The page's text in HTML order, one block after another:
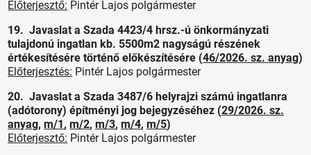
Előterjesztő: Pintér Lajos polgármester
19. Javaslat a Szada 4423/4 hrsz.-ú önkormányzati
tulajdonú ingatlan kb. 5500m2 nagyságú részének
értékesítésére történő előkészítésére (46/2026. sz. anyag)
Előterjesztés: Pintér Lajos polgármester
20. Javaslat a Szada 3487/6 helyrajzi számú ingatlanra
(adótorony) építményi jog bejegyzéséhez (29/2026. sz.
anyag,m/1,m/2,m/3,m/4,m/5)
Előterjesztő: Pintér Lajos polgármester